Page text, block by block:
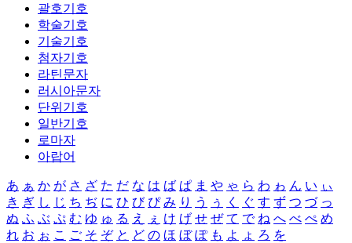
괄호기호
학술기호
기술기호
첨자기호
라틴문자
러시아문자
단위기호
일반기호
로마자
아랍어
あ ぁ か が さ ざ た だ な は ば ぱ ま や ゃ ら わ ゎ ん い ぃ
き ぎ し じ ち ぢ に ひ び ぴ み り う ぅ く ぐ す ず つ づ っ
ぬ ふ ぶ ぷ む ゆ ゅ る え ぇ け げ せ ぜ て で ね へ べ ぺ め
れ お ぉ こ ご そ ぞ と ど の ほ ぼ ぽ も よ ょ ろ を